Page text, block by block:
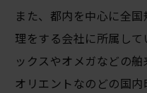
また、都内を中心に全
理をする会社に所属し
ックスやオメガなどの
オリエントなのどの国